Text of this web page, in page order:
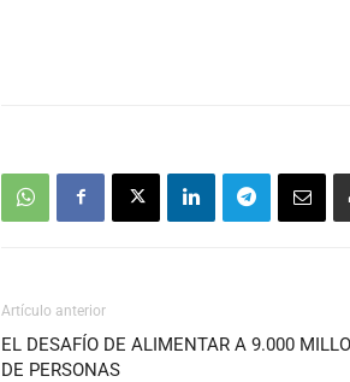
Artículo anterior
EL DESAFÍO DE ALIMENTAR A 9.000
DE PERSONAS